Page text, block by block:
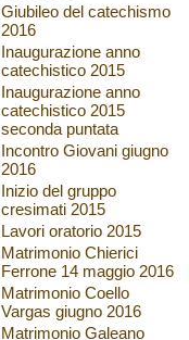
Giubileo del catechismo
2016
Inaugurazione anno
catechistico 2015
Inaugurazione anno
catechistico 2015
seconda puntata
Incontro Giovani giugno
2016
Inizio del gruppo
cresimati 2015
Lavori oratorio 2015
Matrimonio Chierici
Ferrone 14 maggio 2016
Matrimonio Coello
Vargas giugno 2016
Matrimonio Galeano